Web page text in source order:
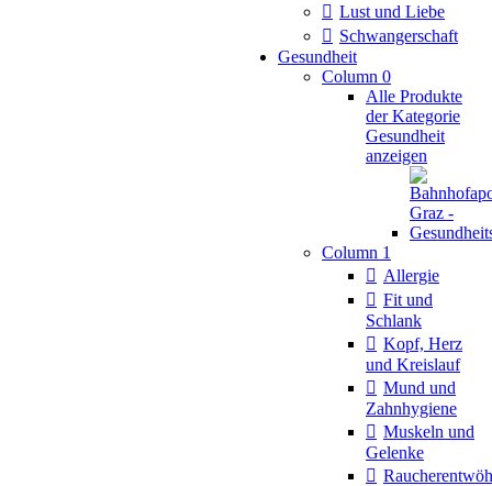
Lust und Liebe
Schwangerschaft
Gesundheit
Column 0
Alle Produkte
der Kategorie
Gesundheit
anzeigen
Column 1
Allergie
Fit und
Schlank
Kopf, Herz
und Kreislauf
Mund und
Zahnhygiene
Muskeln und
Gelenke